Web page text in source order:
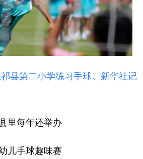
县第二小学练习手球。新华社记
里每年还举办
儿手球趣味赛